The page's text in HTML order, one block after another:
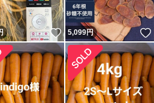
いいね！
5,099円